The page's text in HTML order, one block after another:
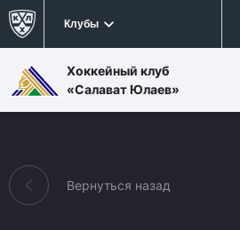
Клубы
Хоккейный клуб
«Салават Юлаев»
Вернуться назад